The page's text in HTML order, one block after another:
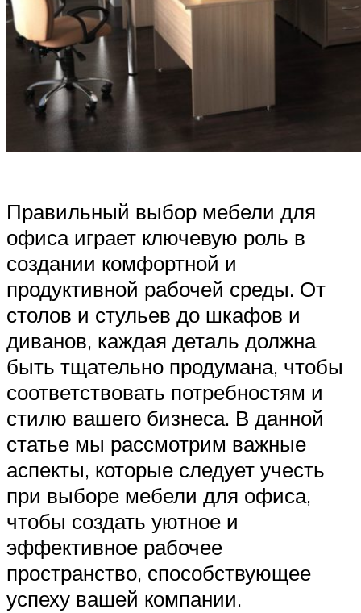
Правильный выбор мебели для
офиса играет ключевую роль в
создании комфортной и
продуктивной рабочей среды. От
столов и стульев до шкафов и
диванов, каждая деталь должна
быть тщательно продумана, чтобы
соответствовать потребностям и
стилю вашего бизнеса. В данной
статье мы рассмотрим важные
аспекты, которые следует учесть
при выборе мебели для офиса,
чтобы создать уютное и
эффективное рабочее
пространство, способствующее
успеху вашей компании.